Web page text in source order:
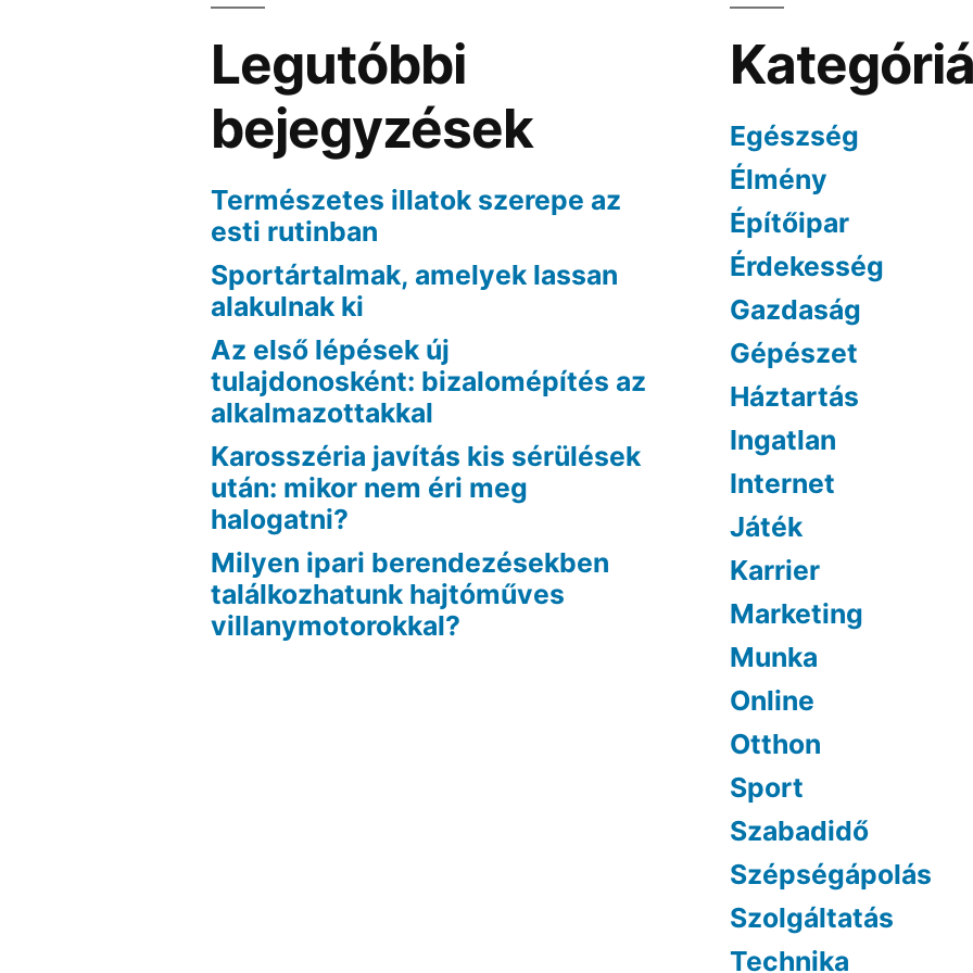
Legutóbbi
bejegyzések
Természetes illatok szerepe az
esti rutinban
Sportártalmak, amelyek lassan
alakulnak ki
Az első lépések új
tulajdonosként: bizalomépítés az
alkalmazottakkal
Karosszéria javítás kis sérülések
után: mikor nem éri meg
halogatni?
Milyen ipari berendezésekben
találkozhatunk hajtóműves
villanymotorokkal?
Egészség
Élmény
Építőipar
Érdekesség
Gazdaság
Gépészet
Háztartás
Ingatlan
Internet
Játék
Karrier
Marketing
Munka
Online
Otthon
Sport
Szabadidő
Szépségápolás
Szolgáltatás
Technika